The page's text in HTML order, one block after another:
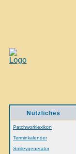
Nützliches
Patchworklexikon
Terminkalender
Smileygenerator